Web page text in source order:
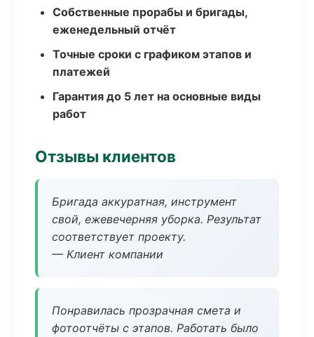
Собственные прорабы и бригады,
еженедельный отчёт
Точные сроки с графиком этапов и
платежей
Гарантия до 5 лет на основные виды
работ
Отзывы клиентов
Бригада аккуратная, инструмент
свой, ежевечерняя уборка. Результат
соответствует проекту.
— Клиент компании
Понравилась прозрачная смета и
фотоотчёты с этапов. Работать было